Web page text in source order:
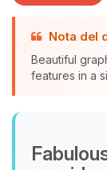
Nota del
Beautiful
features in a